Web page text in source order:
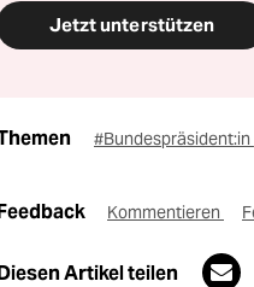
Jetzt unterstützen
#Bun­des­prä­si­den­t:in
Kommentieren
Artikel teilen